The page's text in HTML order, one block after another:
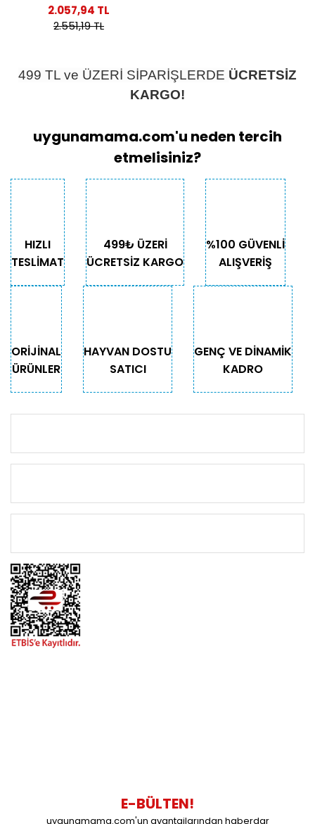
2.057,94 TL
2.551,19 TL
499 TL ve ÜZERİ SİPARİŞLERDE ÜCRETSİZ
KARGO!
uygunamama.com'u neden tercih
etmelisiniz?
HIZLI
TESLİMAT
499₺ ÜZERİ
ÜCRETSİZ KARGO
%100 GÜVENLİ
ALIŞVERİŞ
ORİJİNAL
ÜRÜNLER
HAYVAN DOSTU
SATICI
GENÇ VE DİNAMİK
KADRO
E-BÜLTEN!
uygunamama.com'un avantajlarından haberdar